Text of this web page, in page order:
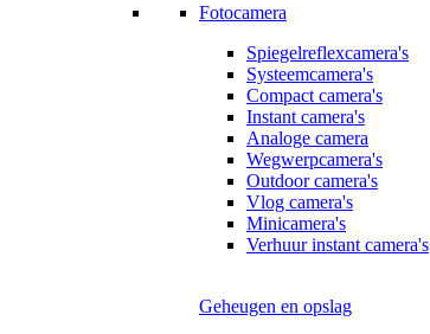
Fotocamera
Spiegelreflexcamera's
Systeemcamera's
Compact camera's
Instant camera's
Analoge camera
Wegwerpcamera's
Outdoor camera's
Vlog camera's
Minicamera's
Verhuur instant camera's
Geheugen en opslag